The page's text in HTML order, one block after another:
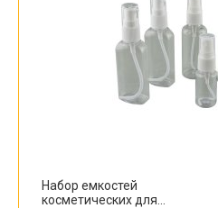
Набор емкостей
косметических для...